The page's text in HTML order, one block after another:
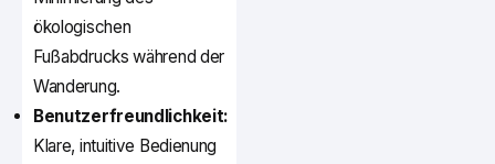
ökologischen
Fußabdrucks während der
Wanderung.
Benutzerfreundlichkeit:
Klare, intuitive Bedienung